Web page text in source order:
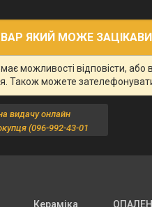
ЯКИЙ МОЖЕ
можливості відповісти,
Також можете
видачу онлайн
(096-992-43-01
Кераміка